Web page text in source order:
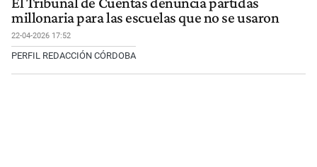
millonaria para las escuelas que no se usaron
22-04-2026 17:52
PERFIL REDACCIÓN CÓRDOBA